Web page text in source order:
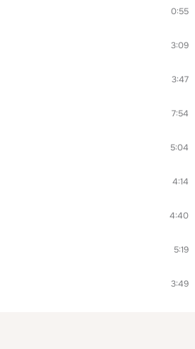
0:55
3:09
3:47
7:54
5:04
4:14
4:40
5:19
3:49